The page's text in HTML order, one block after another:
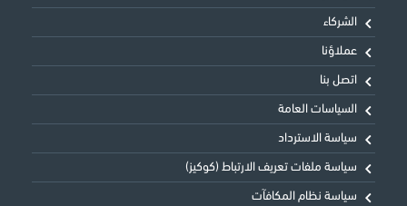
الشركاء
عملاؤنا
اتصل بنا
السياسات العامة
سياسة الاسترداد
سياسة ملفات تعريف الارتباط (كوكيز)
سياسة نظام المكافآت